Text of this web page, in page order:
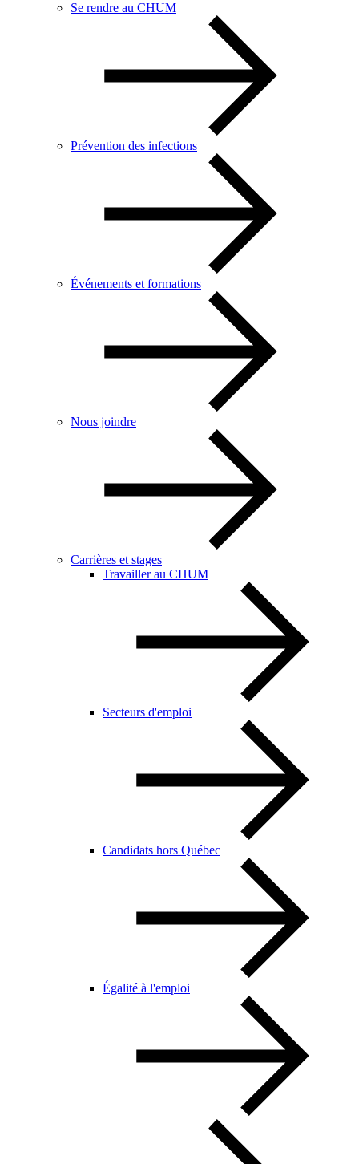
Se rendre au CHUM
Prévention des infections
Événements et formations
Nous joindre
Carrières et stages
Travailler au CHUM
Secteurs d'emploi
Candidats hors Québec
Égalité à l'emploi